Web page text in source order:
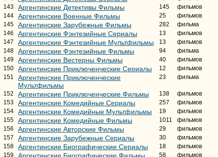
143
Аргентинские Детективы Фильмы 145
фильмов
144
Аргентинские Военные Фильмы 25
фильмов
145
Аргентинские Зарубежные Фильмы 282
фильма
146
Аргентинские Фэнтезийные Сериалы 13
фильмов
147
Аргентинские Фэнтезийные Мультфильмы 13
фильмов
148
Аргентинские Фэнтезийные Фильмы 94
фильма
149
Аргентинские Вестерны Фильмы 40
фильмов
150
Аргентинские Приключенческие Сериалы 12
фильмов
151
Аргентинские Приключенческие
Мультфильмы
23 фильма
152 Аргентинские Приключенческие Фильмы 138
фильмов
153
Аргентинские Комедийные Сериалы 257
фильмов
154
Аргентинские Комедийные Мультфильмы 19
фильмов
155
Аргентинские Комедийные Фильмы 1011
фильмов
156
Аргентинские Авторские Фильмы 29
фильмов
157
Аргентинские Зарубежные Сериалы 30
фильмов
158
Аргентинские Биографические Сериалы 18
фильмов
159
58
фильмов